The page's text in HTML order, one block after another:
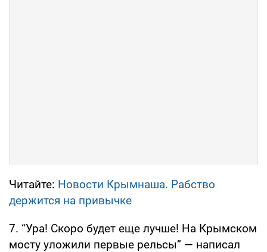
Читайте: Новости Крымнаша. Рабство
держится на привычке
7. “Ура! Скоро будет еще лучше! На Крымском
мосту уложили первые рельсы” — написал